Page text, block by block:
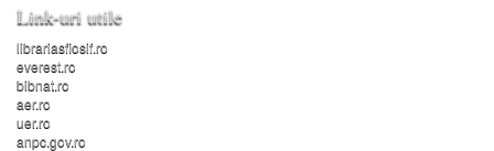
Link-uri utile
librariasfiosif.ro
everest.ro
bibnat.ro
aer.ro
uer.ro
anpc.gov.ro